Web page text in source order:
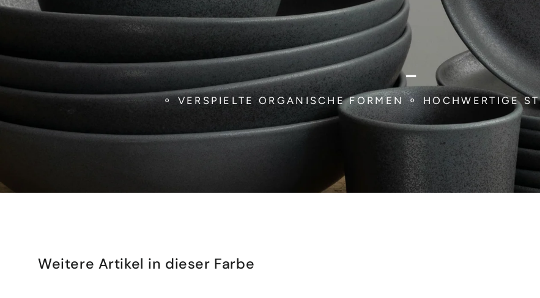
-
⚬ VERSPIELTE ORGANISCHE FORMEN ⚬ HOCHWERTIGE
Weitere Artikel in dieser Farbe